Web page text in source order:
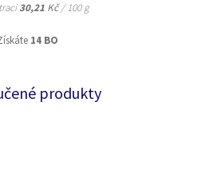
30,21 Kč / 100 g
14 BO
produkty